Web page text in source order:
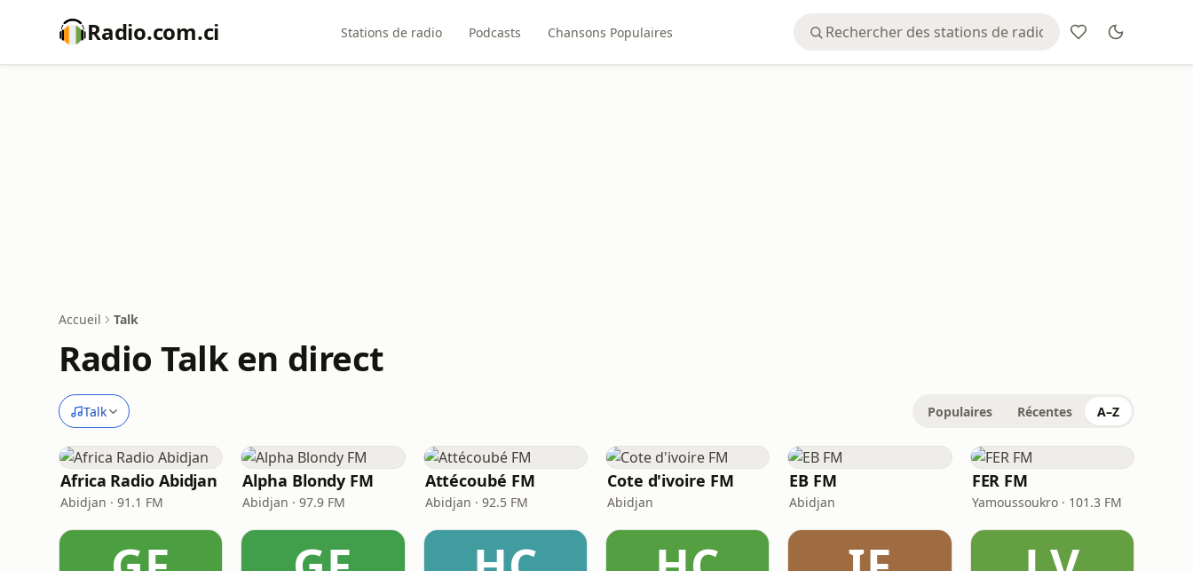
Radio.com.ci Stations de radio Podcasts Chansons Populaires
Accueil Talk
Radio Talk en direct
Talk Populaires Récentes A–Z
Africa Radio Abidjan
Abidjan · 91.1 FM
Alpha Blondy FM
Abidjan · 97.9 FM
Attécoubé FM
Abidjan · 92.5 FM
Cote d'ivoire FM
Abidjan
EB FM
Abidjan
FER FM
Yamoussoukro · 101.3 FM